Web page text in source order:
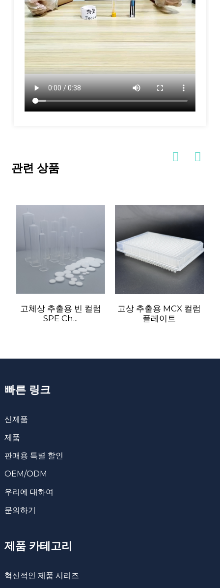
관련 상품
고체상 추출용 빈 컬럼
SPE Ch...
고상 추출용 MCX 컬럼
플레이트
빠른 링크
신제품
제품
판매용 특별 할인
OEM/ODM
우리에 대하여
문의하기
제품 카테고리
혁신적인 제품 시리즈